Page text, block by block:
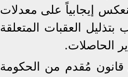
إيجابياً على معدلات
العقبات المتعلقة
الحاصلات.
مُقدم من الحكومة